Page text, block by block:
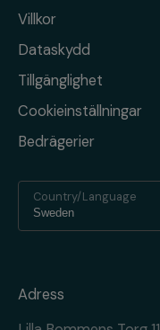
Villkor
Dataskydd
Tillgänglighet
Cookieinställningar
Bedrägerier
Country/Language
Adress